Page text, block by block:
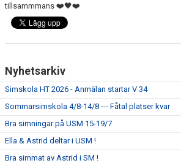
tillsammmans ❤️🖤❤️
Nyhetsarkiv
Simskola HT 2026 - Anmälan startar V 34
Sommarsimskola 4/8-14/8 --- Fåtal platser kvar
Bra simningar på USM 15-19/7
Ella & Astrid deltar i USM !
Bra simmat av Astrid i SM !